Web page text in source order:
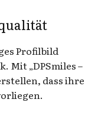
Profilbild
Mit „DPSmiles –
dass ihre